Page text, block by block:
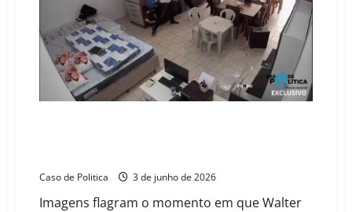
Mariano
e
provam
que
prefeito
armou
emboscada
antes
de
Caso de Politica 3 de junho de 2026
Imagens flagram o momento em que Walter